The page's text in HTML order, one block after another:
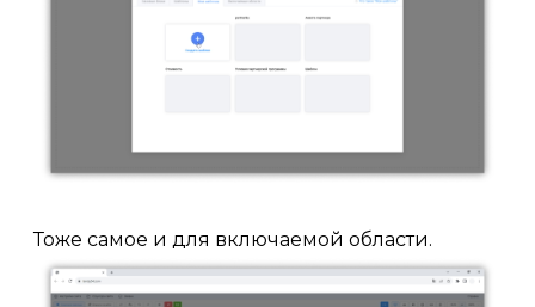
Тоже самое и для включаемой области.